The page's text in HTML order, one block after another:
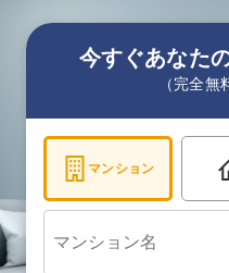
今すぐあなた
（完全無
マンション